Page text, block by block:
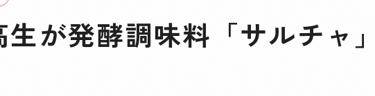
生が発酵調味料「サルチャ